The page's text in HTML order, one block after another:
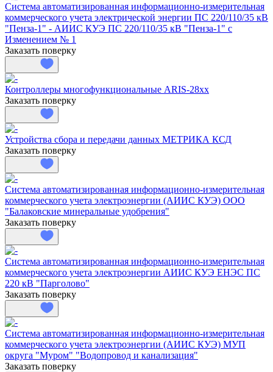
Система автоматизированная информационно-измерительная
коммерческого учета электрической энергии ПС 220/110/35 кВ
"Пенза-1" - АИИС КУЭ ПС 220/110/35 кВ "Пенза-1" с
Изменением № 1
Заказать поверку
Контроллеры многофункциональные ARIS-28xx
Заказать поверку
Устройства сбора и передачи данных МЕТРИКА КСД
Заказать поверку
Система автоматизированная информационно-измерительная
коммерческого учета электроэнергии (АИИС КУЭ) ООО
"Балаковские минеральные удобрения"
Заказать поверку
Система автоматизированная информационно-измерительная
коммерческого учета электроэнергии АИИС КУЭ ЕНЭС ПС
220 кВ "Парголово"
Заказать поверку
Система автоматизированная информационно-измерительная
коммерческого учета электроэнергии (АИИС КУЭ) МУП
округа "Муром" "Водопровод и канализация"
Заказать поверку